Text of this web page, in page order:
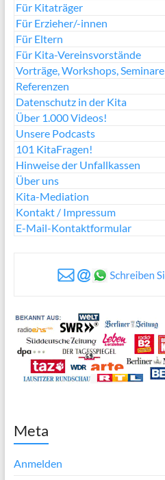
Für Kitaträger
Für Erzieher/-innen
Für Eltern
Für Kita-Vereinsvorstände
Vorträge, Workshops, Seminare
Referenzen
Datenschutz in der Kita
Über 1.000 Videos!
Unsere Podcasts
101 KitaFragen!
Hinweise der Unfallkassen
Über uns
Kita-Mediation
Kontakt / Impressum
E-Mail-Kontaktformular
Meta
Anmelden